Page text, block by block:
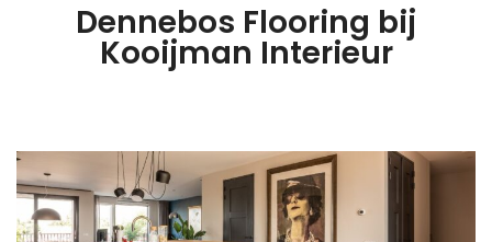
Dennebos Flooring bij
Kooijman Interieur